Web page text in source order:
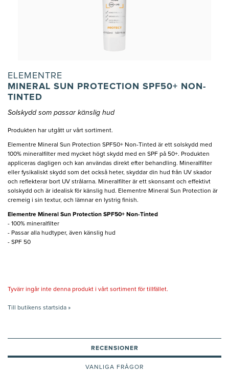
ELEMENTRE
MINERAL SUN PROTECTION SPF50+ NON-
TINTED
Solskydd som passar känslig hud
Produkten har utgått ur vårt sortiment.
Elementre Mineral Sun Protection SPF50+ Non-Tinted är ett solskydd med
100% mineralfilter med mycket högt skydd med en SPF på 50+. Produkten
appliceras dagligen och kan användas direkt efter behandling. Mineralfilter
eller fysikaliskt skydd som det också heter, skyddar din hud från UV skador
och reflekterar bort UV strålarna. Mineralfilter är ett skonsamt och effektivt
solskydd och är idealisk för känslig hud. Elementre Mineral Sun Protection är
cremeig i sin textur, och lämnar en lystrig finish.
Elementre Mineral Sun Protection SPF50+ Non-Tinted
- 100% mineralfilter
- Passar alla hudtyper, även känslig hud
- SPF 50
Tyvärr ingår inte denna produkt i vårt sortiment för tillfället.
Till butikens startsida »
RECENSIONER
VANLIGA FRÅGOR